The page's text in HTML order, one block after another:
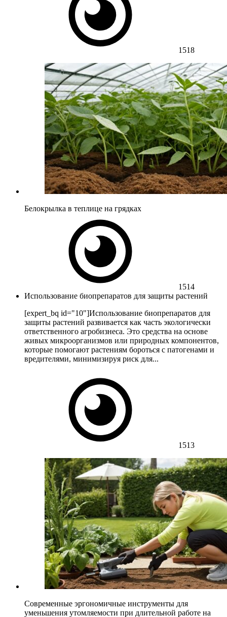
1518
Белокрылка в теплице на грядках
1514
Использование биопрепаратов для защиты растений
[expert_bq id="10"]Использование биопрепаратов для
защиты растений развивается как часть экологически
ответственного агробизнеса. Это средства на основе
живых микроорганизмов или природных компонентов,
которые помогают растениям бороться с патогенами и
вредителями, минимизируя риск для...
1513
Современные эргономичные инструменты для
уменьшения утомляемости при длительной работе на